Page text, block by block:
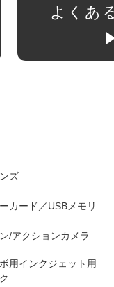
よくあ
ズ
カード／USBメモリ
/アクションカメラ
用インクジェット用